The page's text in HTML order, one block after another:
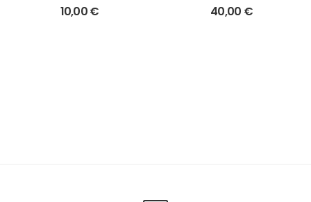
10,00€ 40,00 €